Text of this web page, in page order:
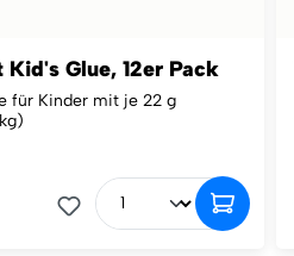
Glue, 12er Pack
für Kinder mit je 22 g